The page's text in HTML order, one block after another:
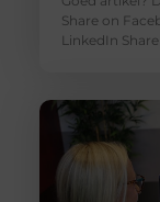
Share on
LinkedIn Share